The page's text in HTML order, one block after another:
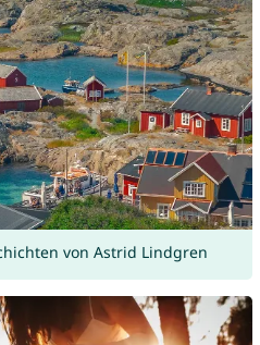
von Astrid Lindgren